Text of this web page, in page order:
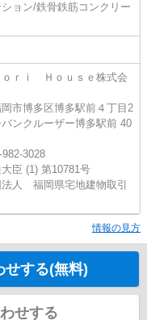
ョン/鉄骨鉄筋コンクリー
ｏｒｉ Ｈｏｕｓｅ株式会
市博多区博多駅前４丁目2
ンクルーザー博多駅前 40
3028
臣 (1) 第10781号
人 福岡県宅地建物取引
情報の見方
せする(無料)
せする